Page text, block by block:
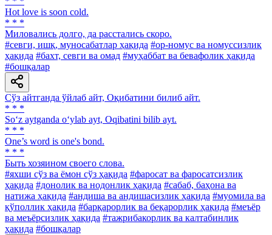
Hot love is soon cold.
* * *
Миловались долго, да расстались скоро.
#севги, ишқ, муносабатлар ҳақида #ор-номус ва номуссизлик
ҳақида #бахт, севги ва омад #муҳаббат ва бевафолик ҳақида
#бошқалар
Сўз айтганда ўйлаб айт, Оқибатини билиб айт.
* * *
So‘z aytganda o‘ylab ayt, Oqibatini bilib ayt.
* * *
One’s word is one's bond.
* * *
Быть хозяином своего слова.
#яхши сўз ва ёмон сўз ҳақида #фаросат ва фаросатсизлик
ҳақида #донолик ва нодонлик ҳақида #сабаб, баҳона ва
натижа ҳақида #андиша ва андишасизлик ҳақида #муомила ва
қўполлик ҳақида #барқарорлик ва беқарорлик ҳақида #меъёр
ва меъёрсизлик ҳақида #тажрибакорлик ва калтабинлик
ҳақида #бошқалар